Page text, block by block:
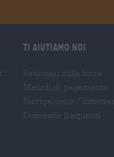
Ti aiutiamo noi